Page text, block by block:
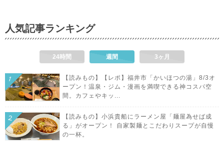
人気記事ランキング
24時間 週間 3ヶ月
【読みもの】【レポ】福井市「かいほつの湯」8/3オ
ープン！温泉・ジム・漫画を満喫できる神コスパ空
間。カフェやキッ...
【読みもの】小浜貴船にラーメン屋「麺屋為せば成
る」がオープン！ 自家製麺とこだわりスープが自慢
の一杯。